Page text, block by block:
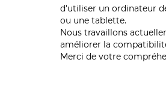
d'utiliser un ordinateur
ou une tablette.
Nous travaillons
améliorer la
Merci de votre